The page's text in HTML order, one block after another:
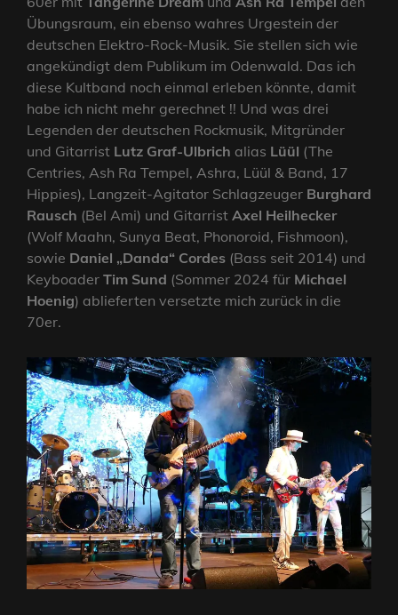
Übungsraum, ein ebenso wahres Urgestein der
deutschen Elektro-Rock-Musik. Sie stellen sich wie
angekündigt dem Publikum im Odenwald. Das ich
diese Kultband noch einmal erleben könnte, damit
habe ich nicht mehr gerechnet !! Und was drei
Legenden der deutschen Rockmusik, Mitgründer
und Gitarrist Lutz Graf-Ulbrich alias Lüül (The
Centries, Ash Ra Tempel, Ashra, Lüül & Band, 17
Hippies), Langzeit-Agitator Schlagzeuger Burghard
Rausch (Bel Ami) und Gitarrist Axel Heilhecker
(Wolf Maahn, Sunya Beat, Phonoroid, Fishmoon),
sowie Daniel „Danda“ Cordes (Bass seit 2014) und
Keyboader Tim Sund (Sommer 2024 für Michael
Hoenig) ablieferten versetzte mich zurück in die
70er.